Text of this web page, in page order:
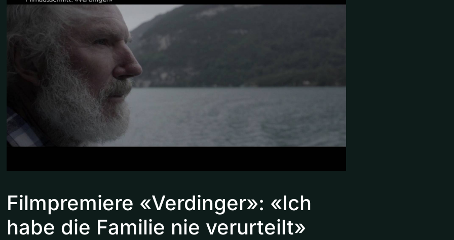
Filmpremiere «Verdinger»: «Ich
habe die Familie nie verurteilt»